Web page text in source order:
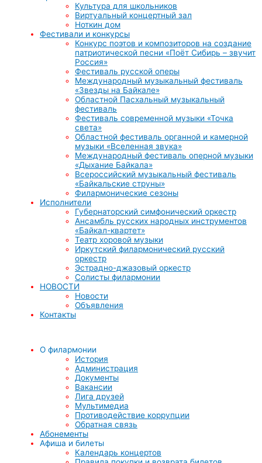
Культура для школьников
Виртуальный концертный зал
Ноткин дом
Фестивали и конкурсы
Конкурс поэтов и композиторов на создание
патриотической песни «Поёт Сибирь – звучит
Россия»
Фестиваль русской оперы
Международный музыкальный фестиваль
«Звезды на Байкале»
Областной Пасхальный музыкальный
фестиваль
Фестиваль современной музыки «Точка
света»
Областной фестиваль органной и камерной
музыки «Вселенная звука»
Международный фестиваль оперной музыки
«Дыхание Байкала»
Всероссийский музыкальный фестиваль
«Байкальские струны»
Филармонические сезоны
Исполнители
Губернаторский симфонический оркестр
Ансамбль русских народных инструментов
«Байкал-квартет»
Театр хоровой музыки
Иркутский филармонический русский
оркестр
Эстрадно-джазовый оркестр
Солисты филармонии
НОВОСТИ
Новости
Объявления
Контакты
О филармонии
История
Администрация
Документы
Вакансии
Лига друзей
Мультимедиа
Противодействие коррупции
Обратная связь
Абонементы
Афиша и билеты
Календарь концертов